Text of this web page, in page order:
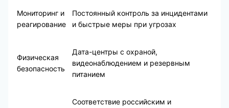
Мониторинг и
реагирование
Постоянный контроль за инцидентами
и быстрые меры при угрозах
Физическая
безопасность
Дата-центры с охраной,
видеонаблюдением и резервным
питанием
Соответствие российским и